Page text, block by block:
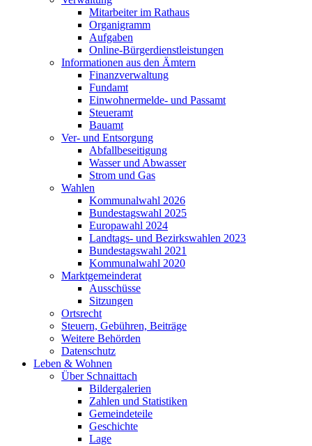
Mitarbeiter im Rathaus
Organigramm
Aufgaben
Online-Bürgerdienstleistungen
Informationen aus den Ämtern
Finanzverwaltung
Fundamt
Einwohnermelde- und Passamt
Steueramt
Bauamt
Ver- und Entsorgung
Abfallbeseitigung
Wasser und Abwasser
Strom und Gas
Wahlen
Kommunalwahl 2026
Bundestagswahl 2025
Europawahl 2024
Landtags- und Bezirkswahlen 2023
Bundestagswahl 2021
Kommunalwahl 2020
Marktgemeinderat
Ausschüsse
Sitzungen
Ortsrecht
Steuern, Gebühren, Beiträge
Weitere Behörden
Datenschutz
Leben & Wohnen
Über Schnaittach
Bildergalerien
Zahlen und Statistiken
Gemeindeteile
Geschichte
Lage